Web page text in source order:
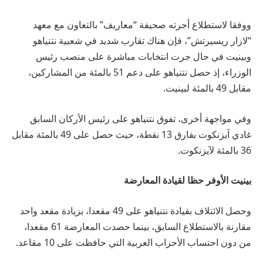
ووفقا لاستطلاع أجرته صحيفة “معاريف” بالتعاون مع معهد
“لازار ريسيرتش”، فإن هناك تقارب شديد في شعبية نتنياهو
وبينيت في حال جرت انتخابات مباشرة على منصب رئيس
الوزراء، إذ حصل نتنياهو على دعم 51 بالمئة من المشاركين،
مقابل 49 بالمئة لبينيت.
وفي مواجهة أخرى، تفوق نتنياهو على رئيس الأركان السابق
غادي آيزنكوت بفارق 13 نقطة، حيث حصل على 49 بالمئة مقابل
36 بالمئة لآيزنكوت.
بينيت الأوفر حظا لقيادة المعارضة
وحصل الائتلاف بقيادة نتنياهو على 49 مقعدا، بزيادة مقعد واحد
مقارنة بالاستطلاع السابق، بينما حصدت المعارضة 61 مقعدا،
من دون احتساب الأحزاب العربية التي حافظت على 10 مقاعد.